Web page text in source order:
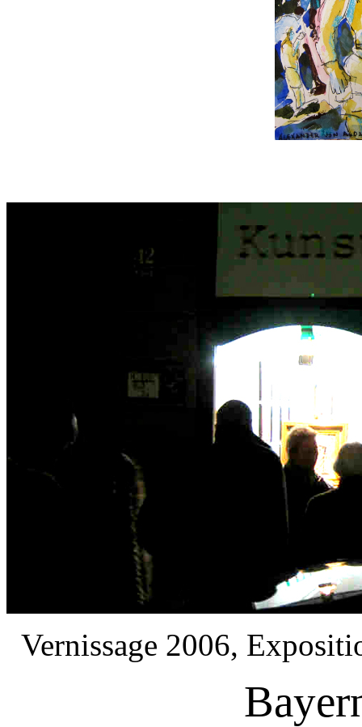
Vernissage 2006,